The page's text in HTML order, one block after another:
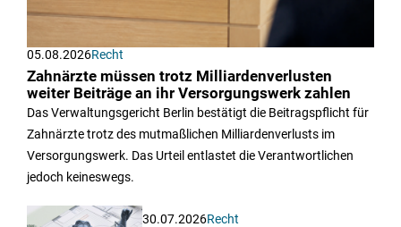
05.08.2026Recht
Zahnärzte müssen trotz Milliardenverlusten
weiter Beiträge an ihr Versorgungswerk zahlen
Das Verwaltungsgericht Berlin bestätigt die Beitragspflicht für
Zahnärzte trotz des mutmaßlichen Milliardenverlusts im
Versorgungswerk. Das Urteil entlastet die Verantwortlichen
jedoch keineswegs.
30.07.2026Recht